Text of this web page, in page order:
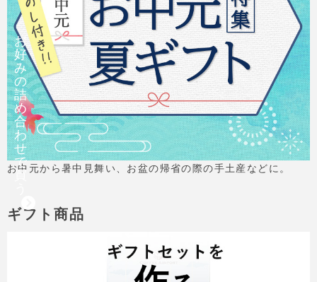
お中元から暑中見舞い、お盆の帰省の際の手土産などに。
ギフト商品
お
好
み
の
詰
め
合
わ
せ
で
買